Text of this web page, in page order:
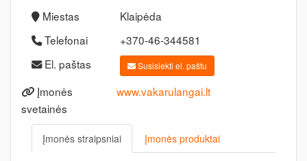
Miestas
Klaipėda
Telefonai
+370-46-344581
El. paštas
Susisiekti el. paštu
Įmonės
svetainės
www.vakarulangai.lt
Įmonės straipsniai Įmonės produktai